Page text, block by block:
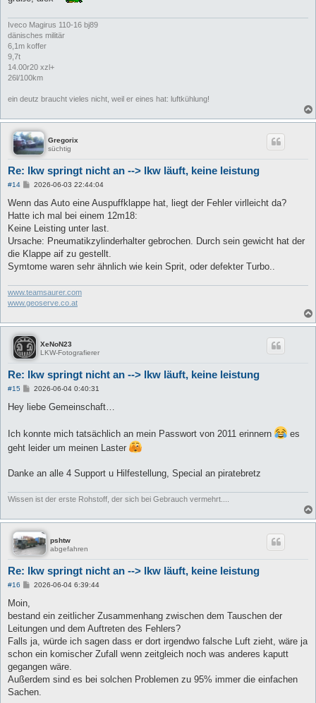
Iveco Magirus 110-16 bj89
dänisches militär
6,1m koffer
9,7t
14.00r20 xzl+
26l/100km
ein deutz braucht vieles nicht, weil er eines hat: luftkühlung!
Gregorix
süchtig
Re: lkw springt nicht an --> lkw läuft, keine leistung
#14
B
i
r
a
2026-06-03 22:44:04
Wenn das Auto eine Auspuffklappe hat, liegt der Fehler virlleicht da?
Hatte ich mal bei einem 12m18:
Keine Leisting unter last.
Ursache: Pneumatikzylinderhalter gebrochen. Durch sein gewicht hat der
die Klappe aif zu gestellt.
Symtome waren sehr ähnlich wie kein Sprit, oder defekter Turbo..
www.teamsaurer.com
www.geoserve.co.at
XeNoN23
LKW-Fotografierer
Re: lkw springt nicht an --> lkw läuft, keine leistung
#15
B
i
g
2026-06-04 0:40:31
Hey liebe Gemeinschaft…
Ich konnte mich tatsächlich an mein Passwort von 2011 erinnern
es
geht leider um meinen Laster
Danke an alle 4 Support u Hilfestellung, Special an piratebretz
Wissen ist der erste Rohstoff, der sich bei Gebrauch vermehrt....
pshtw
abgefahren
Re: lkw springt nicht an --> lkw läuft, keine leistung
#16
B
r
a
g
2026-06-04 6:39:44
Moin,
bestand ein zeitlicher Zusammenhang zwischen dem Tauschen der
Leitungen und dem Auftreten des Fehlers?
Falls ja, würde ich sagen dass er dort irgendwo falsche Luft zieht, wäre ja
schon ein komischer Zufall wenn zeitgleich noch was anderes kaputt
gegangen wäre.
Außerdem sind es bei solchen Problemen zu 95% immer die einfachen
Sachen.